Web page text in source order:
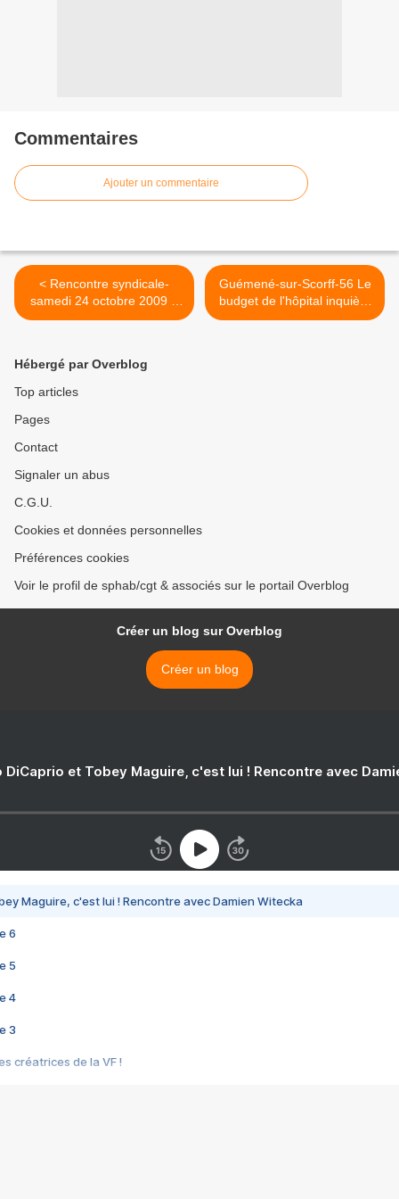
Commentaires
Ajouter un commentaire
< Rencontre syndicale-
samedi 24 octobre 2009 à
Laval-53
Guémené-sur-Scorff-56 Le
budget de l'hôpital inquiète
la CGT >
Hébergé par Overblog
Top articles
Pages
Contact
Signaler un abus
C.G.U.
Cookies et données personnelles
Préférences cookies
Voir le profil de sphab/cgt & associés sur le portail Overblog
Créer un blog sur Overblog
Créer un blog
DiCaprio et Tobey Maguire, c'est lui ! Rencontre avec
Maguire, c'est lui ! Rencontre avec Damien Witecka
6
5
4
3
créatrices de la VF !